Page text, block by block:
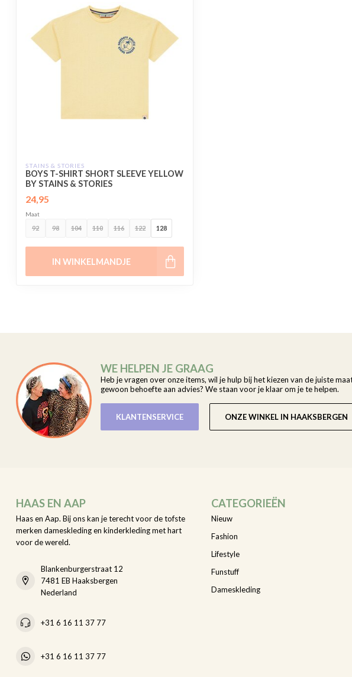
STAINS & STORIES
BOYS T-SHIRT SHORT SLEEVE YELLOW
BY STAINS & STORIES
24,95
Maat
92 98 104 110 116 122 128
IN WINKELMANDJE
WE HELPEN JE GRAAG
Heb je vragen over onze items, wil je hulp bij het kiezen van de juiste
gewoon behoefte aan advies? We staan voor je klaar om je te helpen.
KLANTENSERVICE ONZE WINKEL IN HAAKSBERGEN
HAAS EN AAP
Haas en Aap. Bij ons kan je terecht voor de tofste
merken dameskleding en kinderkleding met hart
voor de wereld.
Blankenburgerstraat 12
7481 EB Haaksbergen
Nederland
+31 6 16 11 37 77
+31 6 16 11 37 77
CATEGORIEËN
Nieuw
Fashion
Lifestyle
Funstuff
Dameskleding